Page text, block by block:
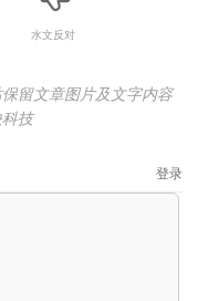
水文反对
留文章图片及文字内容
技
登录